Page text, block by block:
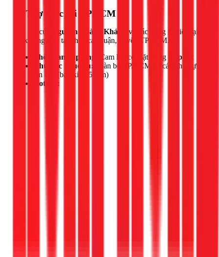
📍 Thợ trực tại TPHCM
Đội thợ của Nguyễn Hoàng Khánh
và các đồng nghiệp tại
1Fix đang trực tại khắp các quận, huyện TPHCM.
Thời gian đáp ứng:
Cam kết có mặt trong
30 phút
Khu vực phục vụ:
Toàn bộ TP.HCM và các khu vực
lân cận (bán kính 50km)
Hotline: